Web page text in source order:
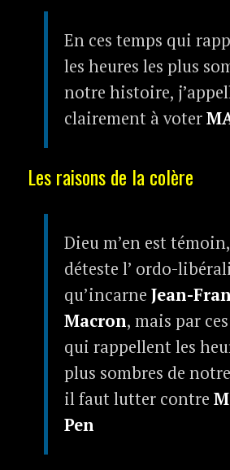
En ces temps qui
les heures les plus
notre histoire,
clairement à voter
Les raisons de la colère
Dieu m’en est
déteste l’ ordo-
qu’incarne Jean-
Macron, mais par
qui rappellent les
plus sombres de
il faut lutter contre
Pen